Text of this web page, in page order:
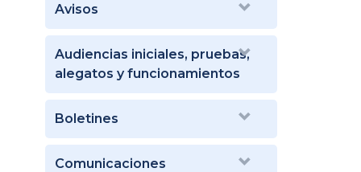
Avisos
Audiencias iniciales, pruebas,
alegatos y funcionamientos
Boletines
Comunicaciones